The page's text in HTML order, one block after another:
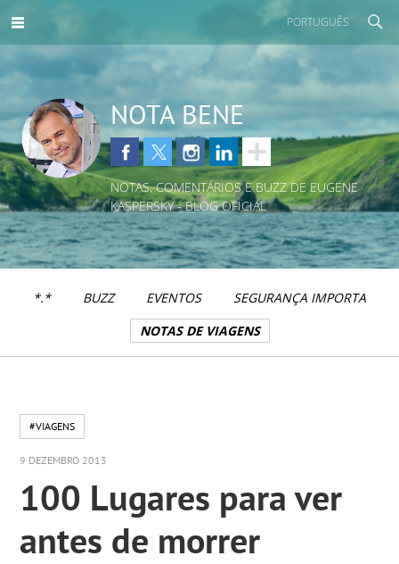
PORTUGUÊS
NOTA BENE
NOTAS, COMENTÁRIOS E BUZZ DE EUGENE
KASPERSKY - BLOG OFICIAL
*.* BUZZ EVENTOS
SEGURANÇA IMPORTA
NOTAS DE VIAGENS
#VIAGENS
9 DEZEMBRO 2013
100 Lugares para ver
antes de morrer